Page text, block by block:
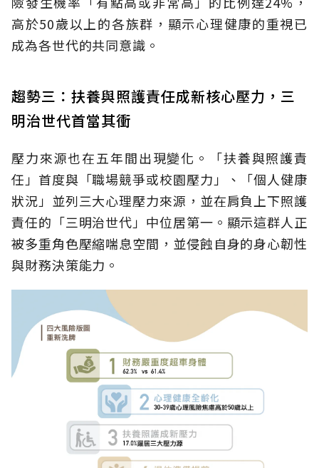
高於50歲以上的各族群，顯示心理健康的重視已
成為各世代的共同意識。
趨勢三：扶養與照護責任成新核心壓力，三
明治世代首當其衝
壓力來源也在五年間出現變化。「扶養與照護責
任」首度與「職場競爭或校園壓力」、「個人健康
狀況」並列三大心理壓力來源，並在肩負上下照護
責任的「三明治世代」中位居第一。顯示這群人正
被多重角色壓縮喘息空間，並侵蝕自身的身心韌性
與財務決策能力。